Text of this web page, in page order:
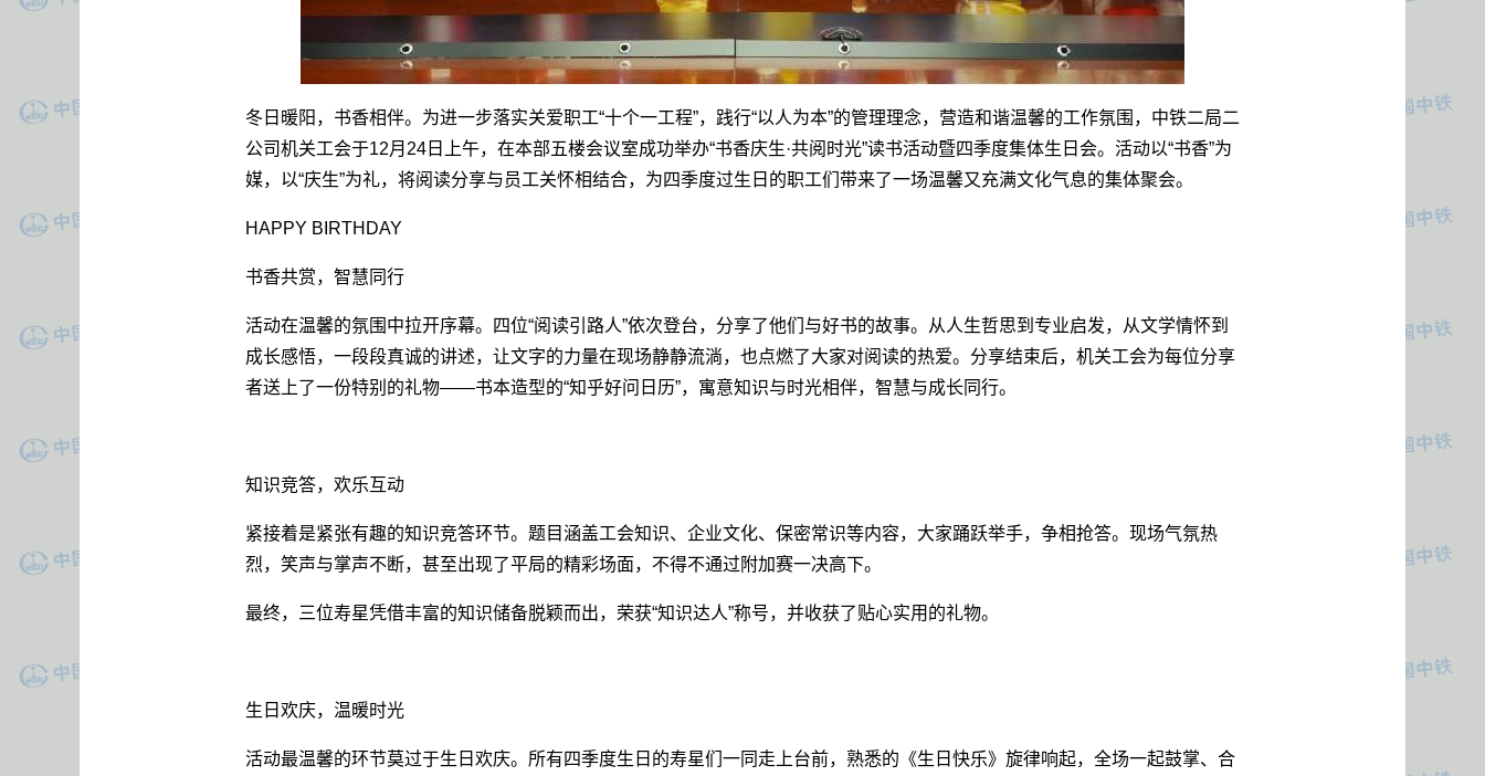
冬日暖阳，书香相伴。为进一步落实关爱职工“十个一工程”，践行“以人为本”的管理理念，营造和谐温馨的工作氛围，中铁二局二
公司机关工会于12月24日上午，在本部五楼会议室成功举办“书香庆生·共阅时光”读书活动暨四季度集体生日会。活动以“书香”为
媒，以“庆生”为礼，将阅读分享与员工关怀相结合，为四季度过生日的职工们带来了一场温馨又充满文化气息的集体聚会。
HAPPY BIRTHDAY
书香共赏，智慧同行
活动在温馨的氛围中拉开序幕。四位“阅读引路人”依次登台，分享了他们与好书的故事。从人生哲思到专业启发，从文学情怀到
成长感悟，一段段真诚的讲述，让文字的力量在现场静静流淌，也点燃了大家对阅读的热爱。分享结束后，机关工会为每位分享
者送上了一份特别的礼物——书本造型的“知乎好问日历”，寓意知识与时光相伴，智慧与成长同行。
知识竞答，欢乐互动
紧接着是紧张有趣的知识竞答环节。题目涵盖工会知识、企业文化、保密常识等内容，大家踊跃举手，争相抢答。现场气氛热
烈，笑声与掌声不断，甚至出现了平局的精彩场面，不得不通过附加赛一决高下。
最终，三位寿星凭借丰富的知识储备脱颖而出，荣获“知识达人”称号，并收获了贴心实用的礼物。
生日欢庆，温暖时光
活动最温馨的环节莫过于生日欢庆。所有四季度生日的寿星们一同走上台前，熟悉的《生日快乐》旋律响起，全场一起鼓掌、合